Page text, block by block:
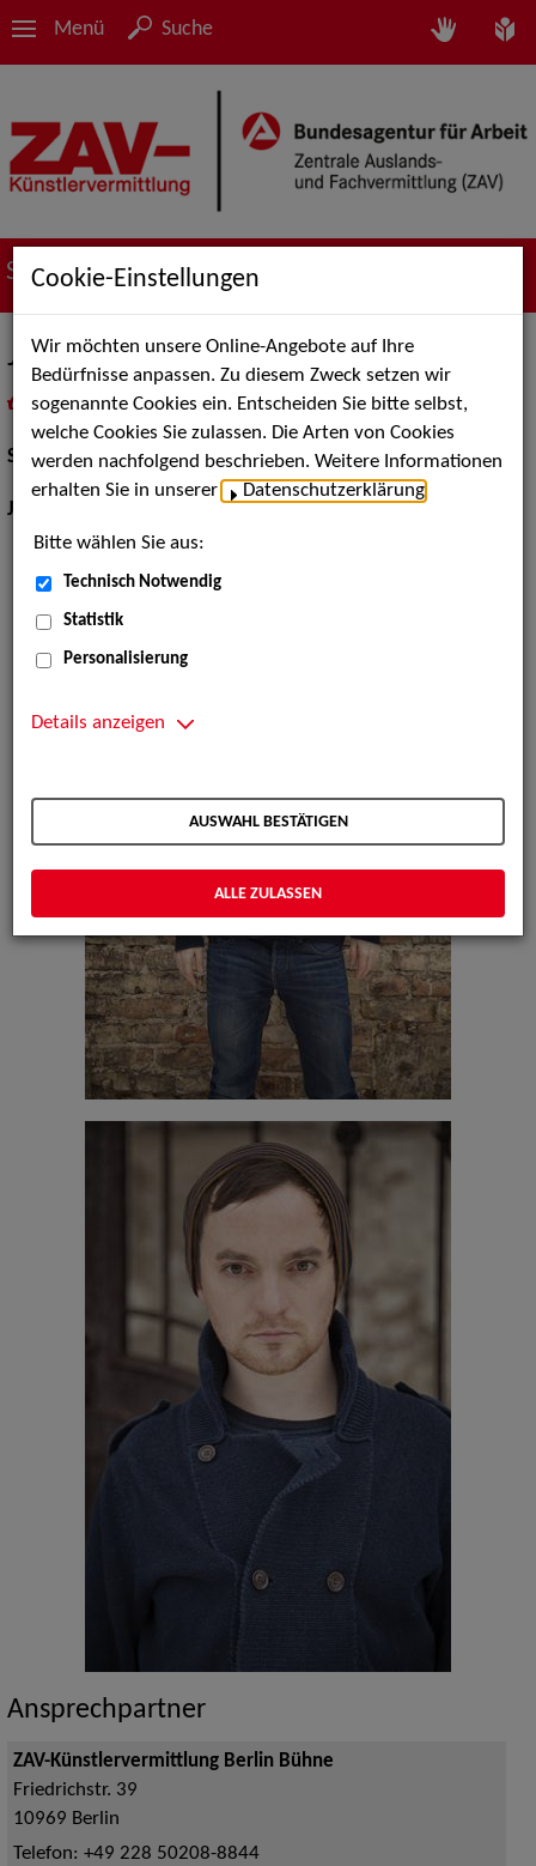
Menü Suche
Suche nach Künstler*innen
Jeffrey von Laun
als PDF speichern
inMeine Merklistelegen
Schauspiel:Bühne
Jahrgang:
Ansprechpartner
ZAV-Künstlervermittlung Berlin Bühne
Friedrichstr. 39
10969 Berlin
Telefon: +49 228 50208-8844
Cookie-Einstellungen
Wir möchten unsere Online-Angebote auf Ihre
Bedürfnisse anpassen. Zu diesem Zweck setzen wir
sogenannte Cookies ein. Entscheiden Sie bitte selbst,
welche Cookies Sie zulassen. Die Arten von Cookies
werden nachfolgend beschrieben. Weitere Informationen
erhalten Sie in unserer
Datenschutzerklärung
Bitte wählen Sie aus:
Technisch Notwendig
Statistik
Personalisierung
Details anzeigen
AUSWAHL BESTÄTIGEN
ALLE ZULASSEN